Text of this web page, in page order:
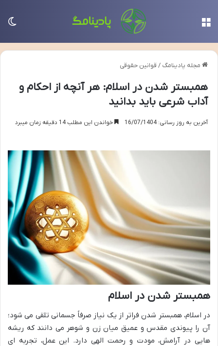
مجله پادینامگ / قوانین حقوقی
همبستر شدن در اسلام: هر آنچه از احکام و
آداب شرعی باید بدانید
آخرین به روز رسانی: 16/07/1404 خواندن این مطلب 14 دقیقه زمان میبرد
همبستر شدن در اسلام
در اسلام، همبستر شدن فراتر از یک نیاز صرفاً جسمانی تلقی می شود؛
آن را پیوندی مقدس و عمیق میان زن و شوهر می دانند که ریشه
هایی در آرامش، مودت و رحمت الهی دارد. این عمل، تجربه ای